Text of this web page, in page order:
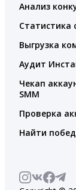
Анализ
Статистика
Выгрузка
Аудит
Чекап
SMM
Проверка
Найти